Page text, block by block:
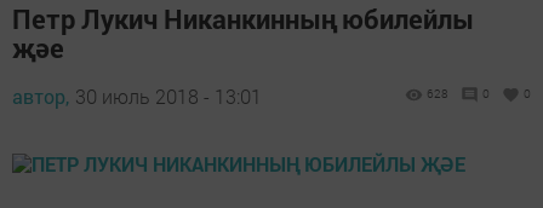
Петр Лукич Никанкинның юбилейлы
җәе
автор, 30 июль 2018 - 13:01 628 0 0